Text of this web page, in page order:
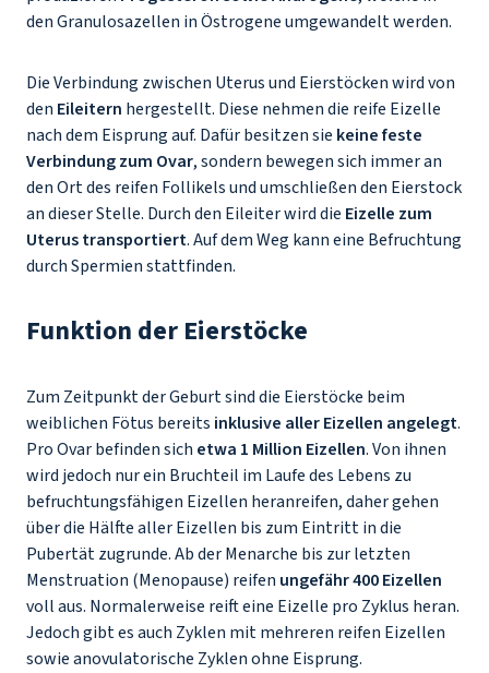
den Granulosazellen in Östrogene umgewandelt werden.
Die Verbindung zwischen Uterus und Eierstöcken wird von
den Eileitern hergestellt. Diese nehmen die reife Eizelle
nach dem Eisprung auf. Dafür besitzen sie keine feste
Verbindung zum Ovar, sondern bewegen sich immer an
den Ort des reifen Follikels und umschließen den Eierstock
an dieser Stelle. Durch den Eileiter wird die Eizelle zum
Uterus transportiert. Auf dem Weg kann eine Befruchtung
durch Spermien stattfinden.
Funktion der Eierstöcke
Zum Zeitpunkt der Geburt sind die Eierstöcke beim
weiblichen Fötus bereits inklusive aller Eizellen angelegt.
Pro Ovar befinden sich etwa 1 Million Eizellen. Von ihnen
wird jedoch nur ein Bruchteil im Laufe des Lebens zu
befruchtungsfähigen Eizellen heranreifen, daher gehen
über die Hälfte aller Eizellen bis zum Eintritt in die
Pubertät zugrunde. Ab der Menarche bis zur letzten
Menstruation (Menopause) reifen ungefähr 400 Eizellen
voll aus. Normalerweise reift eine Eizelle pro Zyklus heran.
Jedoch gibt es auch Zyklen mit mehreren reifen Eizellen
sowie anovulatorische Zyklen ohne Eisprung.